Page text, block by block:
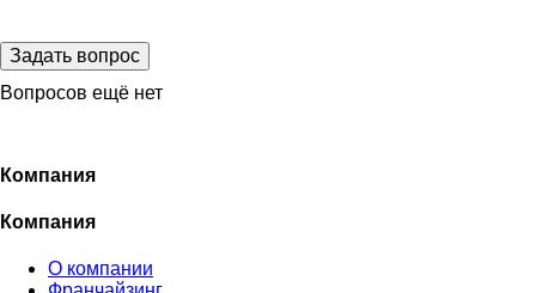
Вопросов ещё нет
Компания
Компания
О компании